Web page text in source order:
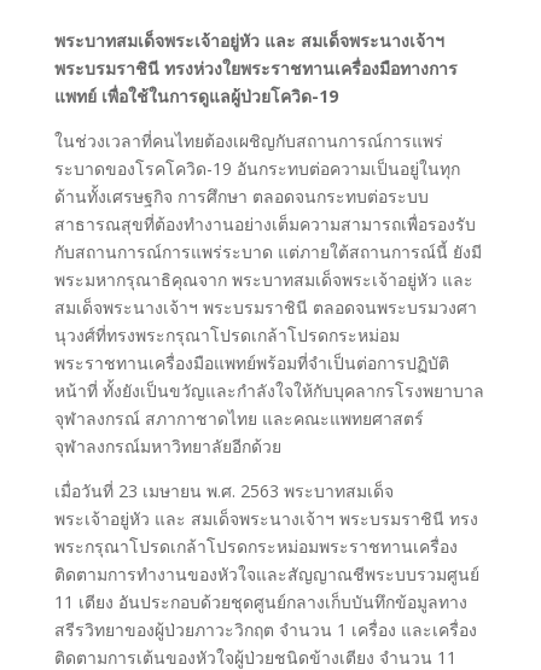
พระบาทสมเด็จพระเจ้าอยู่หัว และ สมเด็จพระนางเจ้าฯ
พระบรมราชินี ทรงห่วงใยพระราชทานเครื่องมือทางการ
แพทย์ เพื่อใช้ในการดูแลผู้ป่วยโควิด-19
ในช่วงเวลาที่คนไทยต้องเผชิญกับสถานการณ์การแพร่
ระบาดของโรคโควิด-19 อันกระทบต่อความเป็นอยู่ในทุก
ด้านทั้งเศรษฐกิจ การศึกษา ตลอดจนกระทบต่อระบบ
สาธารณสุขที่ต้องทำงานอย่างเต็มความสามารถเพื่อรองรับ
กับสถานการณ์การแพร่ระบาด แต่ภายใต้สถานการณ์นี้ ยังมี
พระมหากรุณาธิคุณจาก พระบาทสมเด็จพระเจ้าอยู่หัว และ
สมเด็จพระนางเจ้าฯ พระบรมราชินี ตลอดจนพระบรมวงศา
นุวงศ์ที่ทรงพระกรุณาโปรดเกล้าโปรดกระหม่อม
พระราชทานเครื่องมือแพทย์พร้อมที่จำเป็นต่อการปฏิบัติ
หน้าที่ ทั้งยังเป็นขวัญและกำลังใจให้กับบุคลากรโรงพยาบาล
จุฬาลงกรณ์ สภากาชาดไทย และคณะแพทยศาสตร์
จุฬาลงกรณ์มหาวิทยาลัยอีกด้วย
เมื่อวันที่ 23 เมษายน พ.ศ. 2563 พระบาทสมเด็จ
พระเจ้าอยู่หัว และ สมเด็จพระนางเจ้าฯ พระบรมราชินี ทรง
พระกรุณาโปรดเกล้าโปรดกระหม่อมพระราชทานเครื่อง
ติดตามการทำงานของหัวใจและสัญญาณชีพระบบรวมศูนย์
11 เตียง อันประกอบด้วยชุดศูนย์กลางเก็บบันทึกข้อมูลทาง
สรีรวิทยาของผู้ป่วยภาวะวิกฤต จำนวน 1 เครื่อง และเครื่อง
ติดตามการเต้นของหัวใจผู้ป่วยชนิดข้างเตียง จำนวน 11